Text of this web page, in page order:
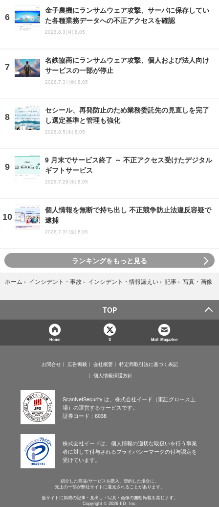
金子農機にランサムウェア攻撃、サーバに保存してい
た各種業務データへの不正アクセスを確認
2026.8.3(月) 8:05
名鉄協商にランサムウェア攻撃、個人および法人向け
サービスの一部が停止
2026.7.31(金) 8:05
セシール、再発防止のため業務委託先の見直しを完了
し選定基準と管理も強化
2026.8.5(水) 8:05
9 月末でサービス終了 ～ 不正アクセス受けたデジタル
ギフトサービス
2026.7.29(水) 8:05
個人情報を無断で持ち出し 不正競争防止法違反容疑で
逮捕
2026.7.31(金) 8:05
ランキングをもっと見る
ホーム › インシデント・事故 › インシデント・情報漏えい › 記事 › 写真・画像
TOP
Home X Mail Magazine
お問合せ 広告掲載 会社概要
特定商取引法に基づく表記
個人情報保護方針
ScanNetSecurity は、株式会社イード（東証グロース上
場）の運営するサービスです。
証券コード：6038
株式会社イードは、個人情報の適切な取扱いを行う事業
者に対して付与されるプライバシーマークの付与認定を
受けています。
紹介した商品/サービスを購入、契約した場合に、
売上の一部が弊社サイトに還元されることがあります。
当サイトに掲載の記事・見出し・写真・画像の無断転載を禁じます。
Copyright © 2026 IID, Inc.